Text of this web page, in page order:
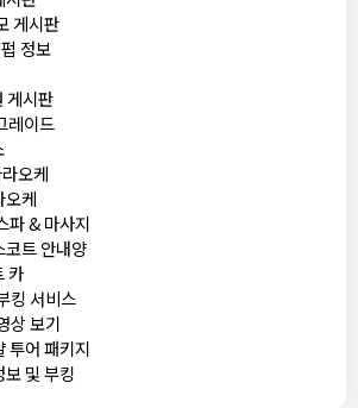
게시판
정보
게시판
레이드
오케
오케
파 & 마사지
코트 안내양
카
킹 서비스
상 보기
투어 패키지
보 및 부킹